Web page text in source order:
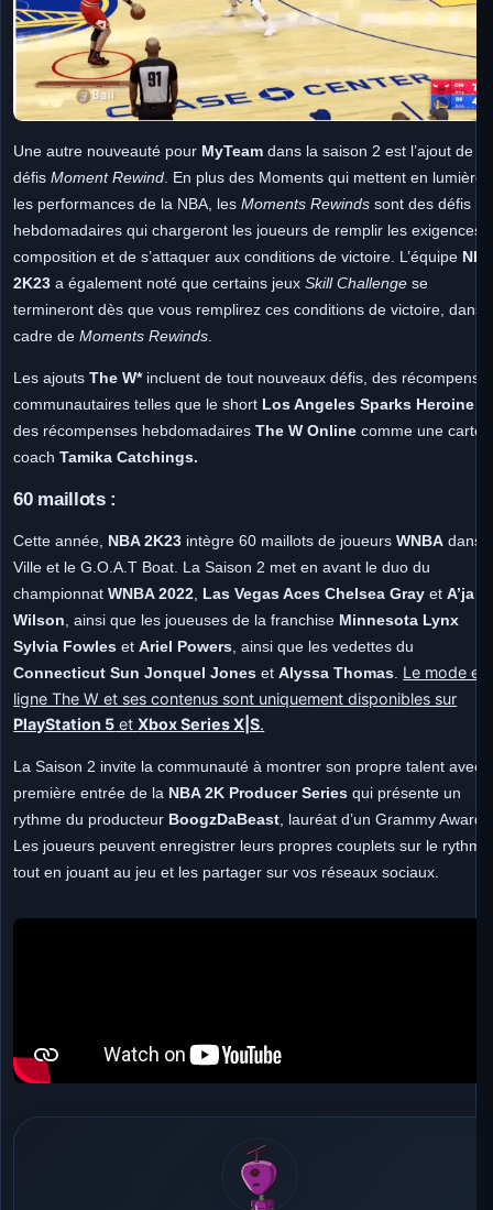
Une autre nouveauté pour MyTeam dans la saison 2 est l’ajout de
défisMoment Rewind . En plus des Moments qui mettent en lumière
les performances de la NBA, lesMoments Rewinds sont des défis
hebdomadaires qui chargeront les joueurs de remplir les exigences
composition et de s’attaquer aux conditions de victoire. L’équipe
2K23 a également noté que certains jeux Skill Challenge se
termineront dès que vous remplirez ces conditions de victoire, dans
cadre deMoments Rewinds
Les ajoutsThe W*incluent de tout nouveaux défis, des
communautaires telles que le short Los Angeles Sparks Heroine
des récompenses hebdomadairesThe W Online comme une carte
coachTamika Catchings.
60 maillots :
Cette année, NBA 2K23 intègre 60 maillots de joueurs WNBA dans
Ville et le G.O.A.T Boat. La Saison 2 met en avant le duo du
championnatWNBA 2022, Las Vegas Aces Chelsea Gray etA’ja
Wilson, ainsi que les joueuses de la franchise Minnesota Lynx
Sylvia Fowles etAriel Powers, ainsi que les vedettes du
Connecticut Sun Jonquel Jones etAlyssa Thomas. Le mode en
ligne The W et ses contenus sont uniquement disponibles sur
PlayStation 5 etXbox Series X|S.
La Saison 2 invite la communauté à montrer son propre talent avec
première entrée de la NBA 2K Producer Series qui présente un
rythme du producteur BoogzDaBeast , lauréat d’un Grammy Award.
Les joueurs peuvent enregistrer leurs propres couplets sur le rythme
tout en jouant au jeu et les partager sur vos réseaux sociaux.